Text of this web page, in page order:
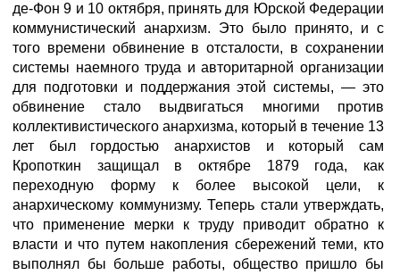
де-Фон 9 и 10 октября, принять для Юрской Федерации
коммунистический анархизм. Это было принято, и с
того времени обвинение в отсталости, в сохранении
системы наемного труда и авторитарной организации
для подготовки и поддержания этой системы, — это
обвинение стало выдвигаться многими против
коллективистического анархизма, который в течение 13
лет был гордостью анархистов и который сам
Кропоткин защищал в октябре 1879 года, как
переходную форму к более высокой цели, к
анархическому коммунизму. Теперь стали утверждать,
что применение мерки к труду приводит обратно к
власти и что путем накопления сбережений теми, кто
выполнял бы больше работы, общество пришло бы